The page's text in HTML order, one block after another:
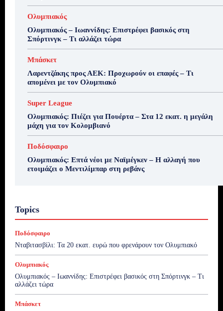
Ολυμπιακός
Ολυμπιακός – Ιωαννίδης: Επιστρέφει βασικός στη
Σπόρτινγκ – Τι αλλάζει τώρα
Μπάσκετ
Λαρεντζάκης προς ΑΕΚ: Προχωρούν οι επαφές – Τι
απομένει με τον Ολυμπιακό
Super League
Ολυμπιακός: Πιέζει για Πουέρτα – Στα 12 εκατ. η μεγάλη
μάχη για τον Κολομβιανό
Ποδόσφαιρο
Ολυμπιακός: Επτά νέοι με Ναϊμέγκεν – Η αλλαγή που
ετοιμάζει ο Μεντιλίμπαρ στη ρεβάνς
Topics
Ποδόσφαιρο
Νταβιτασβίλι: Τα 20 εκατ. ευρώ που φρενάρουν τον Ολυμπιακό
Ολυμπιακός
Ολυμπιακός – Ιωαννίδης: Επιστρέφει βασικός στη Σπόρτινγκ – Τι
αλλάζει τώρα
Μπάσκετ